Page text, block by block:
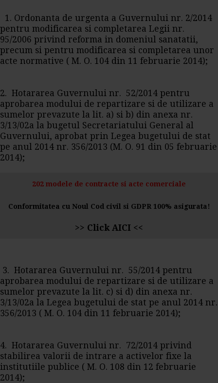
1. Ordonanta de urgenta a Guvernului nr. 2/2014
pentru modificarea si completarea Legii nr.
95/2006 privind reforma in domeniul sanatatii,
precum si pentru modificarea si completarea unor
acte normative ( M. O. 104 din 11 februarie 2014);
2. Hotararea Guvernului nr. 52/2014 pentru
aprobarea modului de repartizare si de utilizare a
sumelor prevazute la lit. a) si b) din anexa nr.
3/13/02a la bugetul Secretariatului General al
Guvernului, aprobat prin Legea bugetului de stat
pe anul 2014 nr. 356/2013 (M. O. 91 din 05 februarie
2014);
202 modele de contracte si acte comerciale
Conformitatea cu Noul Cod civil si GDPR 100% asigurata!
>> Click AICI <<
3. Hotararea Guvernului nr. 55/2014 pentru
aprobarea modului de repartizare si de utilizare a
sumelor prevazute la lit. c) si d) din anexa nr.
3/13/02a la Legea bugetului de stat pe anul 2014 nr.
356/2013 ( M. O. 104 din 11 februarie 2014);
4. Hotararea Guvernului nr. 72/2014 privind
stabilirea valorii de intrare a activelor fixe la
institutiile publice ( M. O. 108 din 12 februarie
2014);